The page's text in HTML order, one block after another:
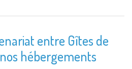
entre Gîtes de
hébergements